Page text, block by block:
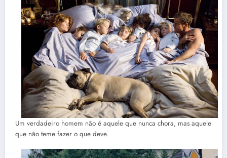
Um verdadeiro homem não é aquele que nunca chora, mas aquele
que não teme fazer o que deve.